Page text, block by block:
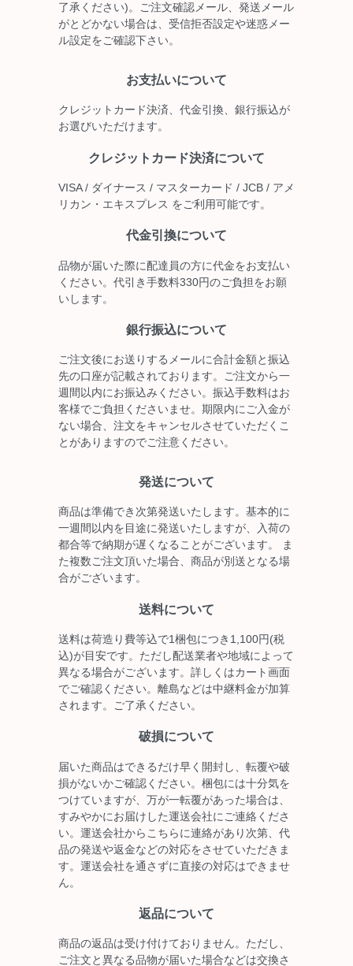
了承ください)。ご注文確認メール、発送メール
がとどかない場合は、受信拒否設定や迷惑メー
ル設定をご確認下さい。
お支払いについて
クレジットカード決済、代金引換、銀行振込が
お選びいただけます。
クレジットカード決済について
VISA / ダイナース / マスターカード / JCB / アメ
リカン・エキスプレス をご利用可能です。
代金引換について
品物が届いた際に配達員の方に代金をお支払い
ください。代引き手数料330円のご負担をお願
いします。
銀行振込について
ご注文後にお送りするメールに合計金額と振込
先の口座が記載されております。ご注文から一
週間以内にお振込みください。振込手数料はお
客様でご負担くださいませ。期限内にご入金が
ない場合、注文をキャンセルさせていただくこ
とがありますのでご注意ください。
発送について
商品は準備でき次第発送いたします。基本的に
一週間以内を目途に発送いたしますが、入荷の
都合等で納期が遅くなることがございます。 ま
た複数ご注文頂いた場合、商品が別送となる場
合がございます。
送料について
送料は荷造り費等込で1梱包につき1,100円(税
込)が目安です。ただし配送業者や地域によって
異なる場合がございます。詳しくはカート画面
でご確認ください。離島などは中継料金が加算
されます。ご了承ください。
破損について
届いた商品はできるだけ早く開封し、転覆や破
損がないかご確認ください。梱包には十分気を
つけていますが、万が一転覆があった場合は、
すみやかにお届けした運送会社にご連絡くださ
い。運送会社からこちらに連絡があり次第、代
品の発送や返金などの対応をさせていただきま
す。運送会社を通さずに直接の対応はできませ
ん。
返品について
商品の返品は受け付けておりません。ただし、
ご注文と異なる品物が届いた場合などは交換さ